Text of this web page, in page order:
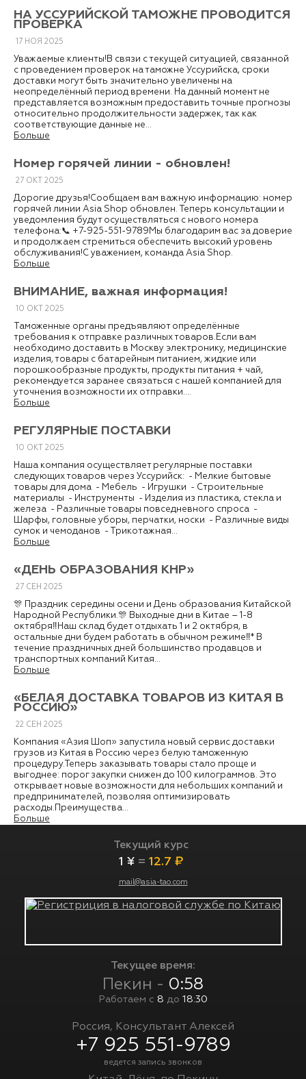
17 НОЯ 2025
НА УССУРИЙСКОЙ ТАМОЖНЕ ПРОВОДИТСЯ
ПРОВЕРКА
Уважаемые клиенты!В связи с текущей ситуацией, связанной
с проведением проверок на таможне Уссурийска, сроки
доставки могут быть значительно увеличены на
неопределённый период времени. На данный момент не
представляется возможным предоставить точные прогнозы
относительно продолжительности задержек, так как
соответствующие данные не...
Больше
27 ОКТ 2025
Номер горячей линии - обновлен!
Дорогие друзья!Сообщаем вам важную информацию: номер
горячей линии Asia Shop обновлен. Теперь консультации и
уведомления будут осуществляться с нового номера
телефона:📞 +7-925-551-9789Мы благодарим вас за доверие
и продолжаем стремиться обеспечить высокий уровень
обслуживания!С уважением, команда Asia Shop.
Больше
10 ОКТ 2025
ВНИМАНИЕ, важная информация!
Таможенные органы предъявляют определённые
требования к отправке различных товаров.Если вам
необходимо доставить в Москву электронику, медицинские
изделия, товары с батарейным питанием, жидкие или
порошкообразные продукты, продукты питания + чай,
рекомендуется заранее связаться с нашей компанией для
уточнения возможности их отправки....
Больше
10 ОКТ 2025
РЕГУЛЯРНЫЕ ПОСТАВКИ
Наша компания осуществляет регулярные поставки
следующих товаров через Уссурийск: - Мелкие бытовые
товары для дома - Мебель - Игрушки - Строительные
материалы - Инструменты - Изделия из пластика, стекла и
железа - Различные товары повседневного спроса -
Шарфы, головные уборы, перчатки, носки - Различные виды
сумок и чемоданов - Трикотажная...
Больше
27 СЕН 2025
«ДЕНЬ ОБРАЗОВАНИЯ КНР»
🎊 Праздник середины осени и День образования Китайской
Народной Республики.🎊 Выходные дни в Китае – 1-8
октября‼️Наш склад будет отдыхать 1 и 2 октября, в
остальные дни будем работать в обычном режиме‼️* В
течение праздничных дней большинство продавцов и
транспортных компаний Китая...
Больше
22 СЕН 2025
«БЕЛАЯ ДОСТАВКА ТОВАРОВ ИЗ КИТАЯ В
РОССИЮ»
Компания «Азия Шоп» запустила новый сервис доставки
грузов из Китая в Россию через белую таможенную
процедуру.Теперь заказывать товары стало проще и
выгоднее: порог закупки снижен до 100 килограммов. Это
открывает новые возможности для небольших компаний и
предпринимателей, позволяя оптимизировать
расходы.Преимущества...
Больше
Текущий курс
1 ¥ = 12.7 ₽
mail@asia-tao.com
Текущее время:
Пекин - 0:58
Работаем с 8 до 18:30
Россия, Консультант Алексей
+7 925 551-9789
ведется запись звонков